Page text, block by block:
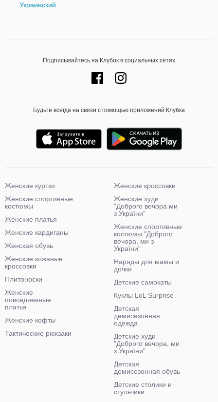
Украинский
Подписывайтесь на Клубок в социальных сетях
Будьте всегда на связи с помощью приложений Клубка
Женские куртки
Женские спортивные
костюмы
Женские платья
Женские кардиганы
Женская обувь
Женские кожаные
кроссовки
Плитоноски
Женские
повседневные
платья
Женские кофты
Тактические рюкзаки
Женские кроссовки
Женские худи
"Доброго вечора ми
з України"
Женские спортивные
костюмы "Доброго
вечора, ми з
України"
Наряды для мамы и
дочки
Детские самокаты
Куклы LoL Surprise
Детская
демисезонная
одежда
Детские худи
"Доброго вечора, ми
з України"
Детская
демисезонная обувь
Детские столики и
стульчики